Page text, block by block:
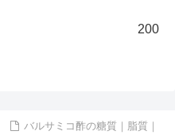
200
バルサミコ酢の糖質｜脂質｜